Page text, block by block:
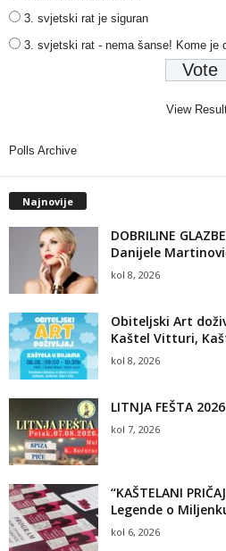
3. svjetski rat je siguran
3. svjetski rat - nema šanse! Kome je
View
Polls Archive
Najnovije
DOBRILINE
Danijele
kol 8, 2026
Obiteljski Art
Kaštel Vitturi,
kol 8, 2026
LITNJA FEŠTA
kol 7, 2026
“KAŠTELANI
Legende o
kol 6, 2026